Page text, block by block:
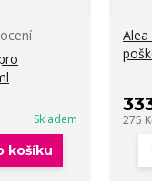
Skladem
košíku
275